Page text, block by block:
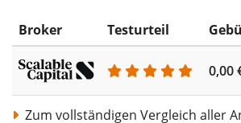
Broker Testurteil
0,00
Zum vollständigen Vergleich aller